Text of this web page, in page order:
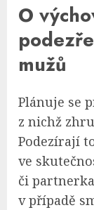
O
mužů
Plánuje se
z nichž
Podezírají
ve
či
v případě